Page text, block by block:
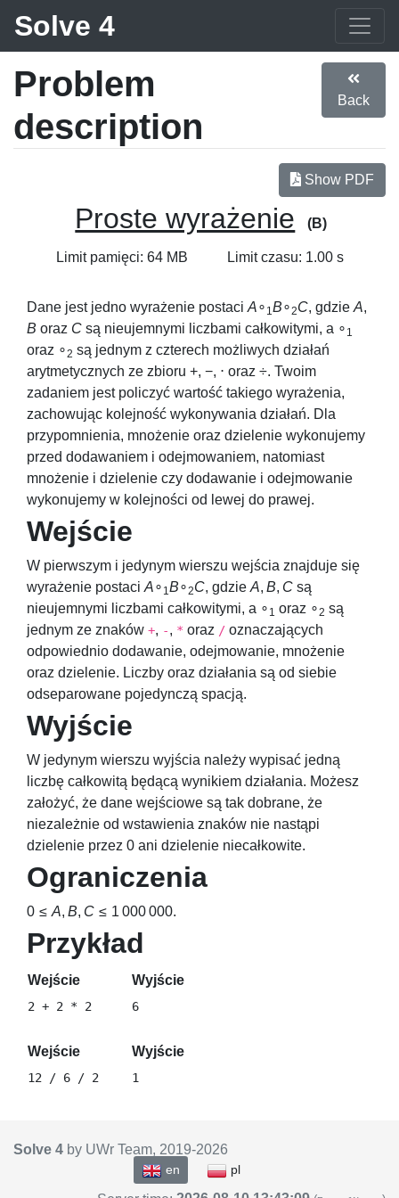
Solve 4
Problem
description
Back
Show PDF
Proste wyrażenie (B)
Limit pamięci: 64 MB Limit czasu: 1.00 s
Dane jest jedno wyrażenie postaci A∘ 1B∘2C, gdzie A,
B oraz C są nieujemnymi liczbami całkowitymi, a ∘ 1
oraz ∘2 są jednym z czterech możliwych działań
arytmetycznych ze zbioru +, −, ⋅ oraz ÷. Twoim
zadaniem jest policzyć wartość takiego wyrażenia,
zachowując kolejność wykonywania działań. Dla
przypomnienia, mnożenie oraz dzielenie wykonujemy
przed dodawaniem i odejmowaniem, natomiast
mnożenie i dzielenie czy dodawanie i odejmowanie
wykonujemy w kolejności od lewej do prawej.
Wejście
W pierwszym i jedynym wierszu wejścia znajduje się
wyrażenie postaci A∘ 1B∘2C, gdzie A, B, C są
nieujemnymi liczbami całkowitymi, a ∘ 1 oraz ∘2 są
jednym ze znaków +, -, * oraz / oznaczających
odpowiednio dodawanie, odejmowanie, mnożenie
oraz dzielenie. Liczby oraz działania są od siebie
odseparowane pojedynczą spacją.
Wyjście
W jedynym wierszu wyjścia należy wypisać jedną
liczbę całkowitą będącą wynikiem działania. Możesz
założyć, że dane wejściowe są tak dobrane, że
niezależnie od wstawienia znaków nie nastąpi
dzielenie przez 0 ani dzielenie niecałkowite.
Ograniczenia
0 ≤ A, B, C ≤ 1 000 000.
Przykład
Wejście Wyjście
Wejście Wyjście
Solve 4 by UWr Team, 2019-2026
en pl